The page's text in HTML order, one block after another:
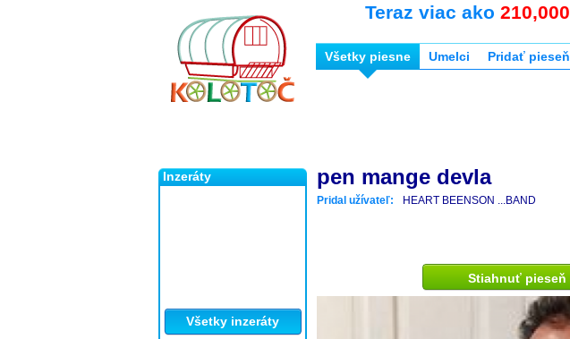
Inzeráty
Všetky inzeráty
Teraz viac ako 210,000
Všetky piesne Umelci Pridať pieseň
pen mange devla
Pridal užívateľ: HEART BEENSON ...BAND
Stiahnuť pieseň